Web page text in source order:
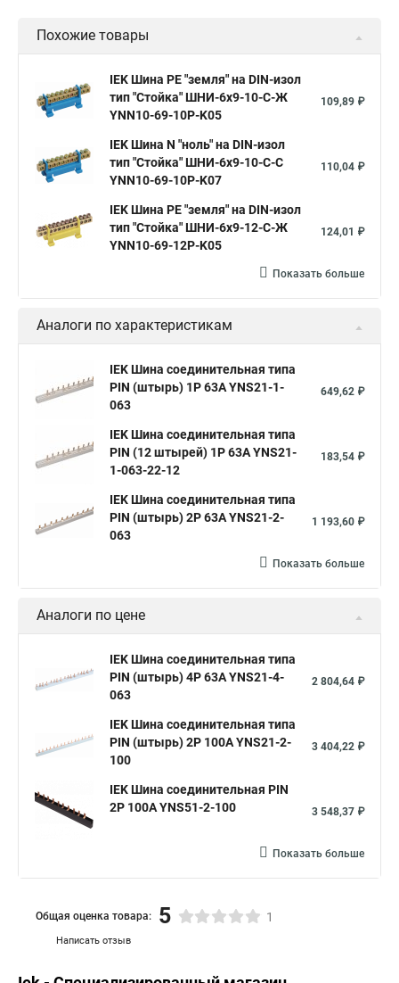
Похожие товары
IEK Шина PE "земля" на DIN-изол
тип "Стойка" ШНИ-6х9-10-С-Ж
YNN10-69-10P-K05
109,89 ₽
IEK Шина N "ноль" на DIN-изол
тип "Стойка" ШНИ-6х9-10-С-С
YNN10-69-10P-K07
110,04 ₽
IEK Шина PE "земля" на DIN-изол
тип "Стойка" ШНИ-6х9-12-С-Ж
YNN10-69-12P-K05
124,01 ₽
Показать больше
Аналоги по характеристикам
IEK Шина соединительная типа
PIN (штырь) 1Р 63А YNS21-1-
063
649,62 ₽
IEK Шина соединительная типа
PIN (12 штырей) 1Р 63А YNS21-
1-063-22-12
183,54 ₽
IEK Шина соединительная типа
PIN (штырь) 2Р 63А YNS21-2-
063
1 193,60 ₽
Показать больше
Аналоги по цене
IEK Шина соединительная типа
PIN (штырь) 4Р 63А YNS21-4-
063
2 804,64 ₽
IEK Шина соединительная типа
PIN (штырь) 2Р 100А YNS21-2-
100
3 404,22 ₽
IEK Шина соединительная PIN
2Р 100А YNS51-2-100
3 548,37 ₽
Показать больше
Написать отзыв
Общая оценка товара: 5 1